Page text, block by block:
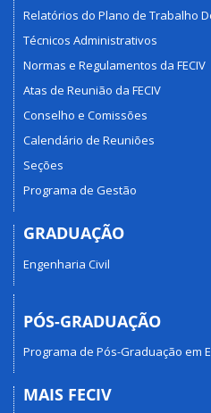
Relatórios do Plano de Trabalho
Técnicos Administrativos
Normas e Regulamentos da FECIV
Atas de Reunião da FECIV
Conselho e Comissões
Calendário de Reuniões
Seções
Programa de Gestão
GRADUAÇÃO
Engenharia Civil
PÓS-GRADUAÇÃO
Programa de Pós-Graduação em
MAIS FECIV